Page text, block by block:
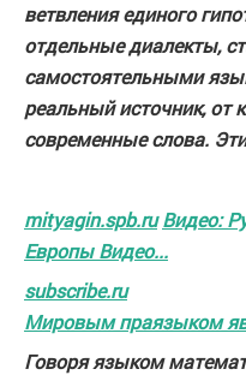
ветвления единого
отдельные диалекты,
самостоятельными
реальный источник, от
современные слова.
mityagin.spb.ru Видео:
Европы Видео...
subscribe.ru
Мировым праязыком
Говоря языком